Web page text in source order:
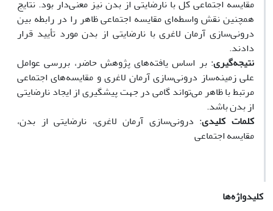
مقایسه اجتماعی کل با نارضایتی از بدن نیز معنی‌دار بود. نتایج
همچنین نقش واسطه‌ای مقایسه اجتماعی ظاهر را در رابطه بین
درونی‌سازی آرمان لاغری با نارضایتی از بدن مورد تأیید قرار
دادند.
نتیجه‌گیری: بر اساس یافته‌های پژوهش حاضر، بررسی عوامل
علی زمینه‌ساز درونی‌سازی آرمان لاغری و مقایسه‌های اجتماعی
مرتبط با ظاهر می‌تواند گامی در جهت پیشگیری از ایجاد نارضایتی
از بدن باشد.
کلمات کلیدی: درونی‌سازی آرمان لاغری، نارضایتی از بدن،
مقایسه اجتماعی
کلیدواژه‌ها